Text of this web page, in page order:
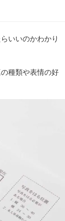
いいのかわかり
種類や表情の好